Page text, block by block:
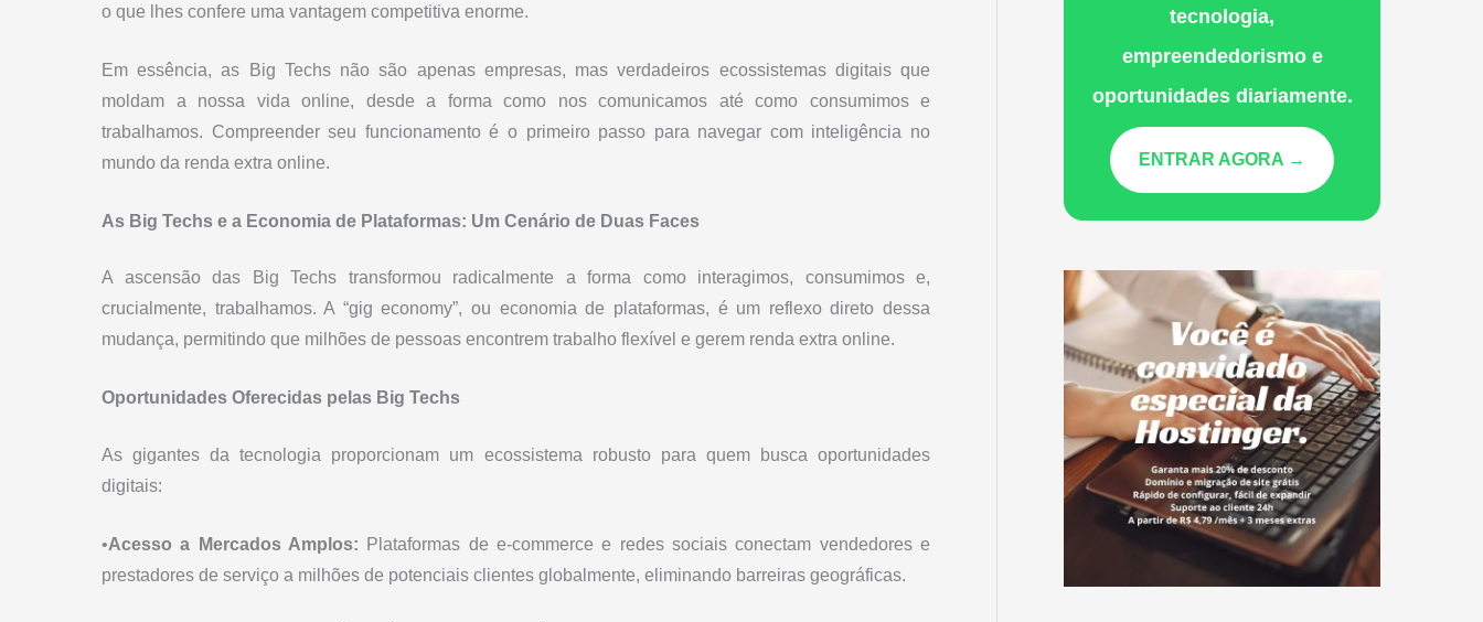
o que lhes confere uma vantagem competitiva enorme.
Em essência, as Big Techs não são apenas empresas, mas verdadeiros ecossistemas digitais que
moldam a nossa vida online, desde a forma como nos comunicamos até como consumimos e
trabalhamos. Compreender seu funcionamento é o primeiro passo para navegar com inteligência no
mundo da renda extra online.
As Big Techs e a Economia de Plataformas: Um Cenário de Duas Faces
A ascensão das Big Techs transformou radicalmente a forma como interagimos, consumimos e,
crucialmente, trabalhamos. A “gig economy”, ou economia de plataformas, é um reflexo direto dessa
mudança, permitindo que milhões de pessoas encontrem trabalho flexível e gerem renda extra online.
Oportunidades Oferecidas pelas Big Techs
As gigantes da tecnologia proporcionam um ecossistema robusto para quem busca oportunidades
digitais:
•Acesso a Mercados Amplos: Plataformas de e-commerce e redes sociais conectam vendedores e
prestadores de serviço a milhões de potenciais clientes globalmente, eliminando barreiras geográficas.
tecnologia,
empreendedorismo e
oportunidades diariamente.
ENTRAR AGORA →